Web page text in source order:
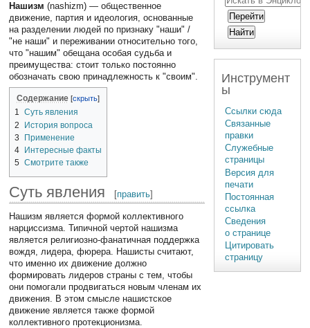
Нашизм (nashizm) — общественное
движение, партия и идеология, основанные
на разделении людей по признаку "наши" /
"не наши" и переживании относительно того,
что "нашим" обещана особая судьба и
преимущества: стоит только постоянно
обозначать свою принадлежность к "своим".
Содержание
1
Суть явления
2
История вопроса
3
Применение
4
Интересные факты
5 Смотрите также
Суть явления [править]
Нашизм является формой коллективного
нарциссизма. Типичной чертой нашизма
является религиозно-фанатичная поддержка
вождя, лидера, фюрера. Нашисты считают,
что именно их движение должно
формировать лидеров страны с тем, чтобы
они помогали продвигаться новым членам их
движения. В этом смысле нашистское
движение является также формой
коллективного протекционизма.
Инструмент
ы
Ссылки сюда
Связанные
правки
Служебные
страницы
Версия для
печати
Постоянная
ссылка
Сведения
о странице
Цитировать
страницу